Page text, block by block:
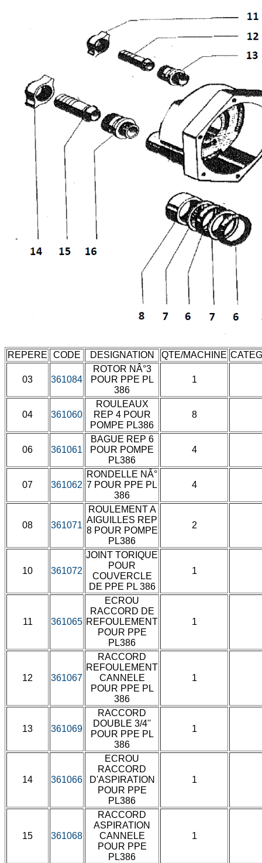
REPERE CODE DESIGNATION QTE/MACHINE
03 361084
ROTOR NÂ°3
POUR PPE PL
386
1
04 361060
ROULEAUX
REP 4 POUR
POMPE PL386
8
06 361061
BAGUE REP 6
POUR POMPE
PL386
4
07 361062
RONDELLE NÂ°
7 POUR PPE PL
386
4
08 361071
ROULEMENT A
AIGUILLES REP
8 POUR POMPE
PL386
2
10 361072
JOINT TORIQUE
POUR
COUVERCLE
DE PPE PL 386
1
11 361065
ECROU
RACCORD DE
REFOULEMENT
POUR PPE
PL386
1
12 361067
RACCORD
REFOULEMENT
CANNELE
POUR PPE PL
386
1
13 361069
RACCORD
DOUBLE 3/4''
POUR PPE PL
386
1
14 361066
ECROU
RACCORD
D'ASPIRATION
POUR PPE
PL386
1
15 361068
RACCORD
ASPIRATION
CANNELE
POUR PPE
PL386
1